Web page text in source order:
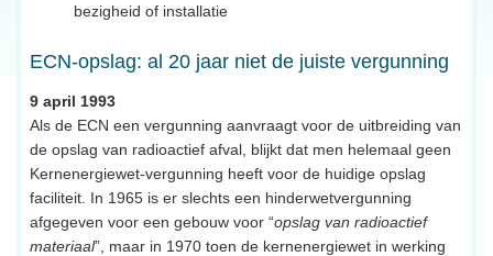
bezigheid of installatie
ECN-opslag: al 20 jaar niet de juiste vergunning
9 april 1993
Als de ECN een vergunning aanvraagt voor de uitbreiding van
de opslag van radioactief afval, blijkt dat men helemaal geen
Kernenergiewet-vergunning heeft voor de huidige opslag
faciliteit. In 1965 is er slechts een hinderwetvergunning
afgegeven voor een gebouw voor “opslag van radioactief
materiaal”, maar in 1970 toen de kernenergiewet in werking